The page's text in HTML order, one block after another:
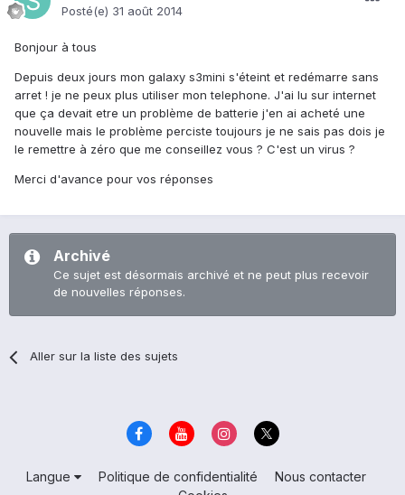
Posté(e) 31 août 2014
Bonjour à tous
Depuis deux jours mon galaxy s3mini s'éteint et redémarre sans
arret ! je ne peux plus utiliser mon telephone. J'ai lu sur internet
que ça devait etre un problème de batterie j'en ai acheté une
nouvelle mais le problème perciste toujours je ne sais pas dois je
le remettre à zéro que me conseillez vous ? C'est un virus ?
Merci d'avance pour vos réponses
Archivé
Ce sujet est désormais archivé et ne peut plus recevoir
de nouvelles réponses.
Aller sur la liste des sujets
Langue Politique de confidentialité
Nous contacter